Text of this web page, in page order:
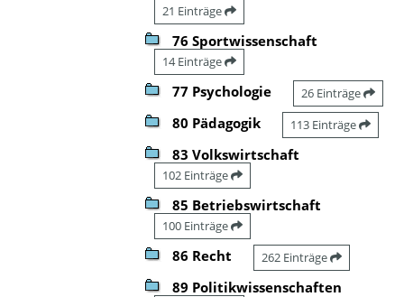
21 Einträge
76 Sportwissenschaft
14 Einträge
77 Psychologie 26 Einträge
80 Pädagogik 113 Einträge
83 Volkswirtschaft
102 Einträge
85 Betriebswirtschaft
100 Einträge
86 Recht 262 Einträge
89 Politikwissenschaften